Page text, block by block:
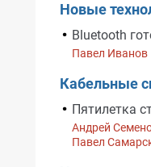
Новые
Bluetooth
Павел Иванов
Кабельные
Пятилетка
Андрей
Павел